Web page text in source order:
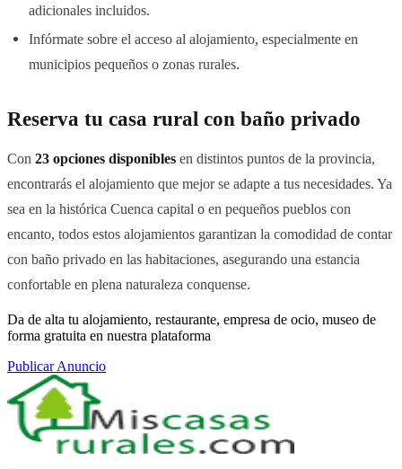
adicionales incluidos.
Infórmate sobre el acceso al alojamiento, especialmente en
municipios pequeños o zonas rurales.
Reserva tu casa rural con baño privado
Con 23 opciones disponibles en distintos puntos de la provincia,
encontrarás el alojamiento que mejor se adapte a tus necesidades. Ya
sea en la histórica Cuenca capital o en pequeños pueblos con
encanto, todos estos alojamientos garantizan la comodidad de contar
con baño privado en las habitaciones, asegurando una estancia
confortable en plena naturaleza conquense.
Da de alta tu alojamiento, restaurante, empresa de ocio, museo de
forma gratuita en nuestra plataforma
Publicar Anuncio